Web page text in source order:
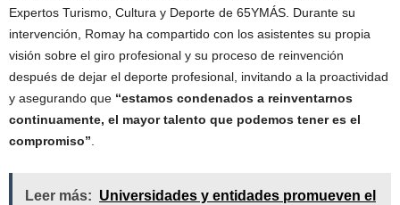
Expertos Turismo, Cultura y Deporte de 65YMÁS. Durante su
intervención, Romay ha compartido con los asistentes su propia
visión sobre el giro profesional y su proceso de reinvención
después de dejar el deporte profesional, invitando a la proactividad
y asegurando que “estamos condenados a reinventarnos
continuamente, el mayor talento que podemos tener es el
compromiso”.
Leer más: Universidades y entidades promueven el